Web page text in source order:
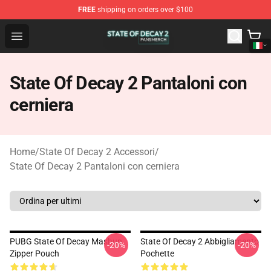
FREE shipping on orders over $100
Open menu
State Of Decay 2 Shop - Official State Of Decay 2
State Of Decay 2 Pantaloni con
cerniera
Home/State Of Decay 2 Accessori/
State Of Decay 2 Pantaloni con cerniera
PUBG State Of Decay Mashup
Zipper Pouch
-20%
State Of Decay 2 Abbigliamento
Pochette
-20%